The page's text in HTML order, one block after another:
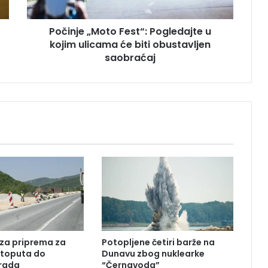
„
M
e
P
o
l
e
d
a
j
t
e
Počinje „Moto Fest“: Pogledajte u
kojim ulicama će biti obustavljen
saobraćaj
priprema za
do
Potopljene četiri barže na
Dunavu zbog nuklearke
“Černavoda”